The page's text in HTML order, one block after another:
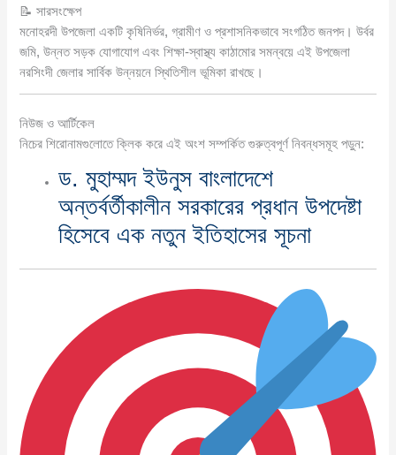
📝 সারসংক্ষেপ
মনোহরদী উপজেলা একটি কৃষিনির্ভর, গ্রামীণ ও প্রশাসনিকভাবে সংগঠিত জনপদ। উর্বর
জমি, উন্নত সড়ক যোগাযোগ এবং শিক্ষা-স্বাস্থ্য কাঠামোর সমন্বয়ে এই উপজেলা
নরসিংদী জেলার সার্বিক উন্নয়নে স্থিতিশীল ভূমিকা রাখছে।
নিউজ ও আর্টিকেল
নিচের শিরোনামগুলোতে ক্লিক করে এই অংশ সম্পর্কিত গুরুত্বপূর্ণ নিবন্ধসমূহ পড়ুন:
ড. মুহাম্মদ ইউনুস বাংলাদেশে
অন্তর্বর্তীকালীন সরকারের প্রধান উপদেষ্টা
হিসেবে এক নতুন ইতিহাসের সূচনা